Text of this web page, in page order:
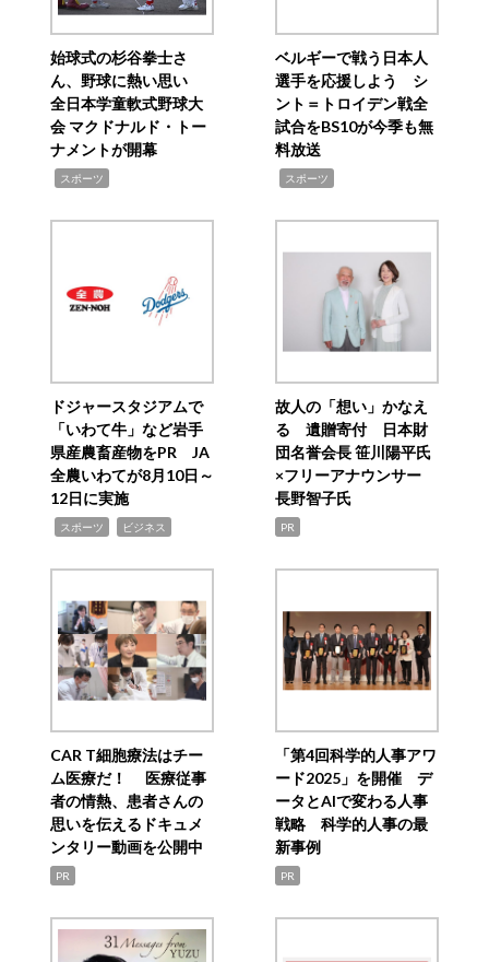
始球式の杉谷拳士さ
ん、野球に熱い思い
全日本学童軟式野球大
会 マクドナルド・トー
ナメントが開幕
スポーツ
ベルギーで戦う日本人
選手を応援しよう シ
ント＝トロイデン戦全
試合をBS10が今季も無
料放送
スポーツ
ドジャースタジアムで
「いわて牛」など岩手
県産農畜産物をPR JA
全農いわてが8月10日～
12日に実施
スポーツ ビジネス
故人の「想い」かなえ
る 遺贈寄付 日本財
団名誉会長 笹川陽平氏
×フリーアナウンサー
長野智子氏
PR
CAR T細胞療法はチー
ム医療だ！ 医療従事
者の情熱、患者さんの
思いを伝えるドキュメ
ンタリー動画を公開中
PR
「第4回科学的人事アワ
ード2025」を開催 デ
ータとAIで変わる人事
戦略 科学的人事の最
新事例
PR